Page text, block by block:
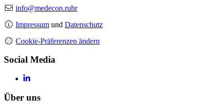
info@medecon.ruhr
Impressum und Datenschutz
Cookie-Präferenzen ändern
Social Media
Über uns